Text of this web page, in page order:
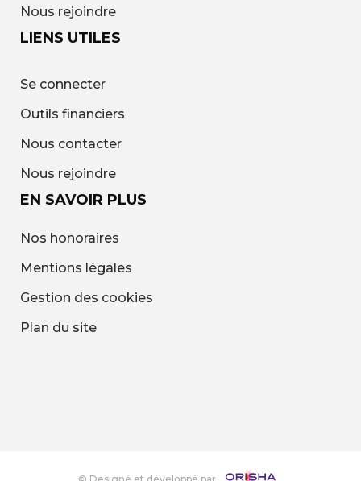
Nous rejoindre
LIENS UTILES
Se connecter
Outils financiers
Nous contacter
Nous rejoindre
EN SAVOIR PLUS
Nos honoraires
Mentions légales
Gestion des cookies
Plan du site
© Designé et développé par